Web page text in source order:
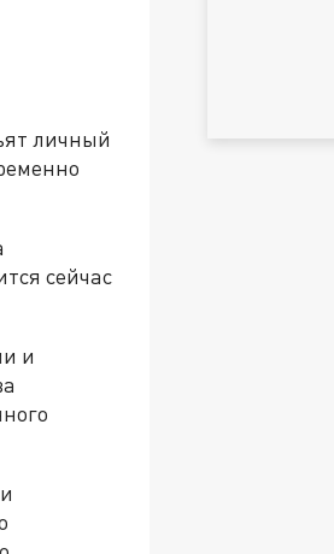
личный
сейчас
и